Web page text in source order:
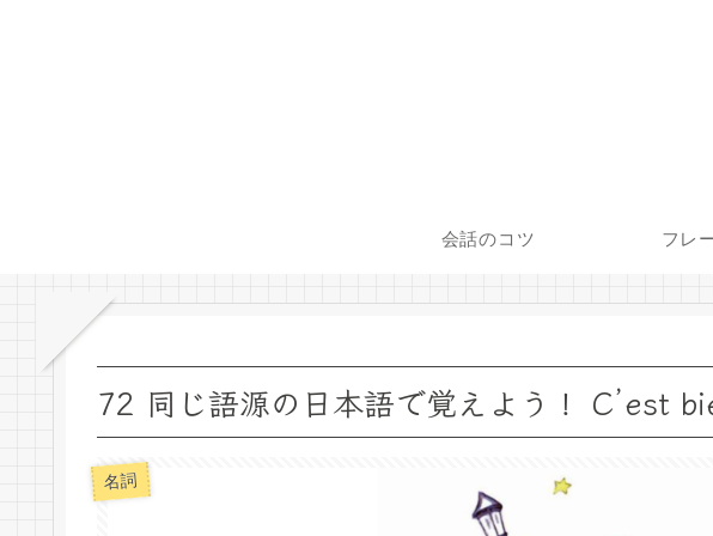
会話のコツ フレ
72 同じ語源の日本語で覚えよう！ C’est
名詞